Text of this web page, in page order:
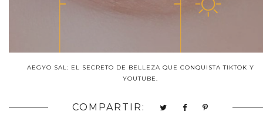
AEGYO SAL: EL SECRETO DE BELLEZA QUE CONQUISTA TIKTOK Y
YOUTUBE.
COMPARTIR: